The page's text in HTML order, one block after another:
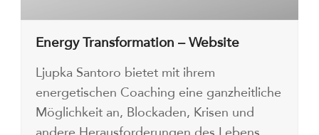
Energy Transformation – Website
Ljupka Santoro bietet mit ihrem
energetischen Coaching eine ganzheitliche
Möglichkeit an, Blockaden, Krisen und